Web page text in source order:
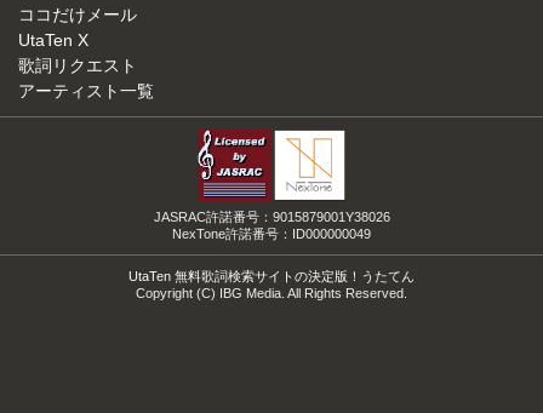
ココだけメール
UtaTen X
歌詞リクエスト
アーティスト一覧
JASRAC許諾番号：9015879001Y38026
NexTone許諾番号：ID000000049
UtaTen 無料歌詞検索サイトの決定版！うたてん
Copyright (C) IBG Media. All Rights Reserved.